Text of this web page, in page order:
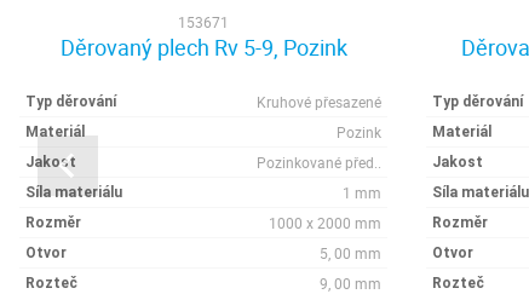
153671
Děrovaný plech Rv 5-9, Pozink
Typ děrování Kruhové přesazené
Materiál Pozink
Jakost Pozinkované před..
Síla materiálu 1 mm
Rozměr 1000 x 2000 mm
Otvor 5, 00 mm
Rozteč 9, 00 mm
Typ děrování
Materiál
Jakost
Síla materiálu
Rozměr
Otvor
Rozteč